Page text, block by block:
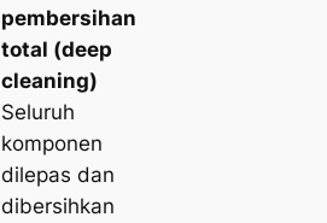
pembersihan
total (deep
cleaning)
Seluruh
komponen
dilepas dan
dibersihkan